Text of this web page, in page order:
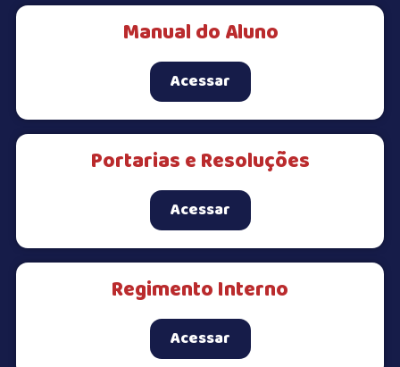
Manual do Aluno
Acessar
Portarias e Resoluções
Acessar
Regimento Interno
Acessar